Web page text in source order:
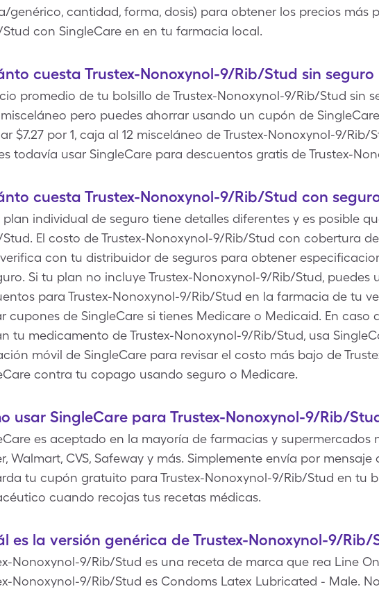
genérico, cantidad, forma, dosis) para obtener los precios más
con SingleCare en en tu farmacia local.
cuesta Trustex-Nonoxynol-9/Rib/Stud sin seguro
promedio de tu bolsillo de Trustex-Nonoxynol-9/Rib/Stud sin
misceláneo pero puedes ahorrar usando un cupón de
$7.27 por 1, caja al 12 misceláneo de Trustex-Nonoxynol-9/
todavía usar SingleCare para descuentos gratis de Trustex-
cuesta Trustex-Nonoxynol-9/Rib/Stud con
plan individual de seguro tiene detalles diferentes y es posible
El costo de Trustex-Nonoxynol-9/Rib/Stud con cobertura
con tu distribuidor de seguros para obtener
Si tu plan no incluye Trustex-Nonoxynol-9/Rib/Stud, puedes
para Trustex-Nonoxynol-9/Rib/Stud en la farmacia de tu
cupones de SingleCare si tienes Medicare o Medicaid. En
tu medicamento de Trustex-Nonoxynol-9/Rib/Stud, usa
móvil de SingleCare para revisar el costo más bajo de
contra tu copago usando seguro o Medicare.
usar SingleCare para Trustex-Nonoxynol-9/Rib/
es aceptado en la mayoría de farmacias y supermercados
Walmart, CVS, Safeway y más. Simplemente envía por
tu cupón gratuito para Trustex-Nonoxynol-9/Rib/Stud en tu
cuando recojas tus recetas médicas.
es la versión genérica de Trustex-Nonoxynol-9/Rib/
Nonoxynol-9/Rib/Stud es una receta de marca que rea Line
Nonoxynol-9/Rib/Stud es Condoms Latex Lubricated - Male.